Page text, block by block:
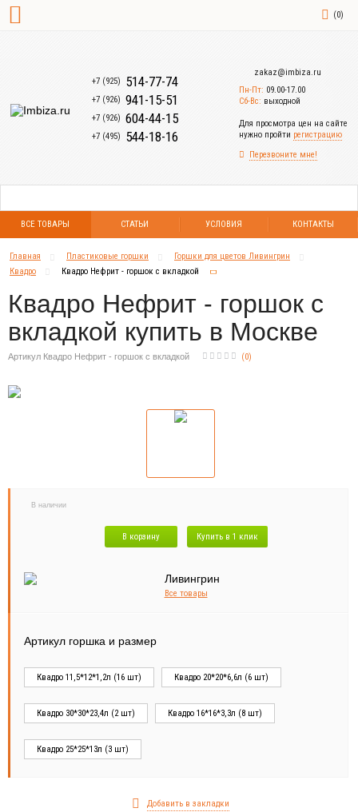
(0)
+7 (925) 514-77-74
+7 (926) 941-15-51
+7 (926) 604-44-15
+7 (495) 544-18-16
zakaz@imbiza.ru
Пн-Пт: 09.00-17.00
Сб-Вс: выходной
Для просмотра цен на сайте
нужно пройти регистрацию
Перезвоните мне!
ВСЕ ТОВАРЫ СТАТЬИ УСЛОВИЯ КОНТАКТЫ
Главная Пластиковые горшки
Горшки для цветов Ливингрин
Квадро
Квадро Нефрит - горшок с вкладкой
Квадро Нефрит - горшок с
вкладкой купить в Москве
Артикул Квадро Нефрит - горшок с вкладкой (0)
В наличии
В корзину Купить в 1 клик
Все товары
Артикул горшка и размер
Квадро 11,5*12*1,2л (16 шт) Квадро 20*20*6,6л (6 шт)
Квадро 30*30*23,4л (2 шт) Квадро 16*16*3,3л (8 шт)
Квадро 25*25*13л (3 шт)
Добавить в закладки